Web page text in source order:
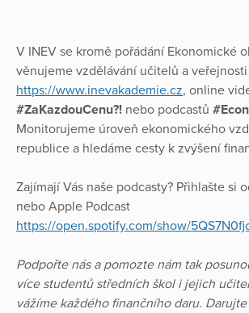
V INEV se kromě pořádání Ekonomické
věnujeme vzdělávání učitelů a
https://www.inevakademie.cz, online
#ZaKazdouCenu?! nebo podcastů
Monitorujeme úroveň ekonomického
republice a hledáme cesty k zvýšení
Zajímají Vás naše podcasty? Přihlašte si
nebo Apple Podcast
https://open.spotify.com/show/
Podpořte nás a pomozte nám tak
více studentů středních škol i jejich
vážíme každého finančního daru.